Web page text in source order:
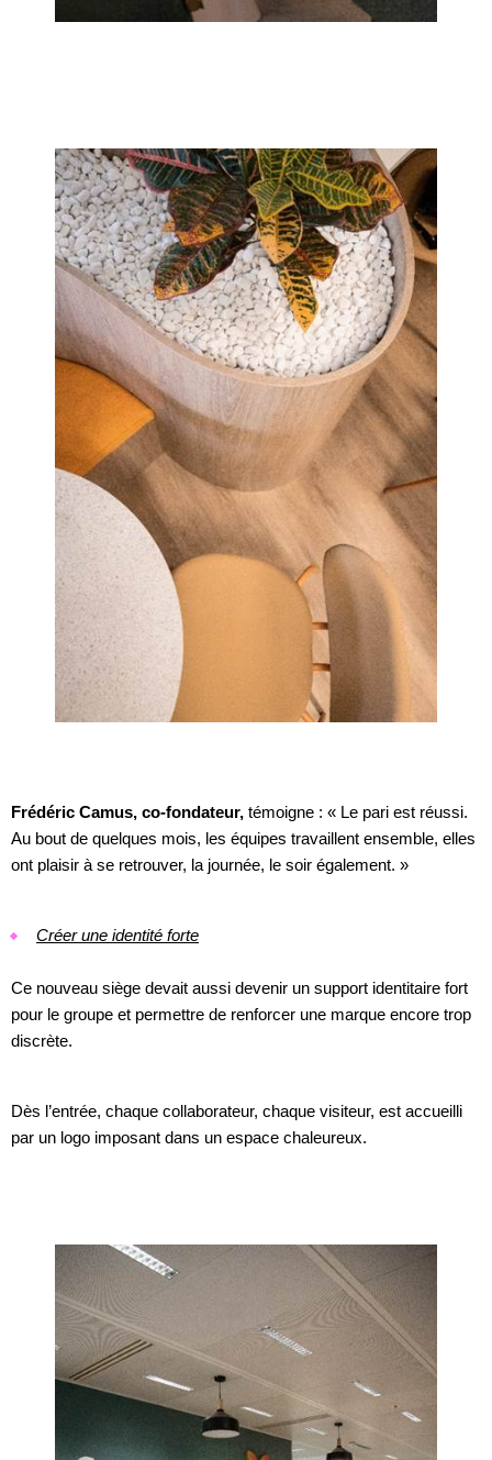
Frédéric Camus, co-fondateur, témoigne : « Le pari est réussi.
Au bout de quelques mois, les équipes travaillent ensemble, elles
ont plaisir à se retrouver, la journée, le soir également. »
Créer une identité forte
Ce nouveau siège devait aussi devenir un support identitaire fort
pour le groupe et permettre de renforcer une marque encore trop
discrète.
Dès l’entrée, chaque collaborateur, chaque visiteur, est accueilli
par un logo imposant dans un espace chaleureux.